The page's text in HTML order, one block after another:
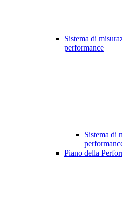
Sistema di
performance
Sistema di
Piano della